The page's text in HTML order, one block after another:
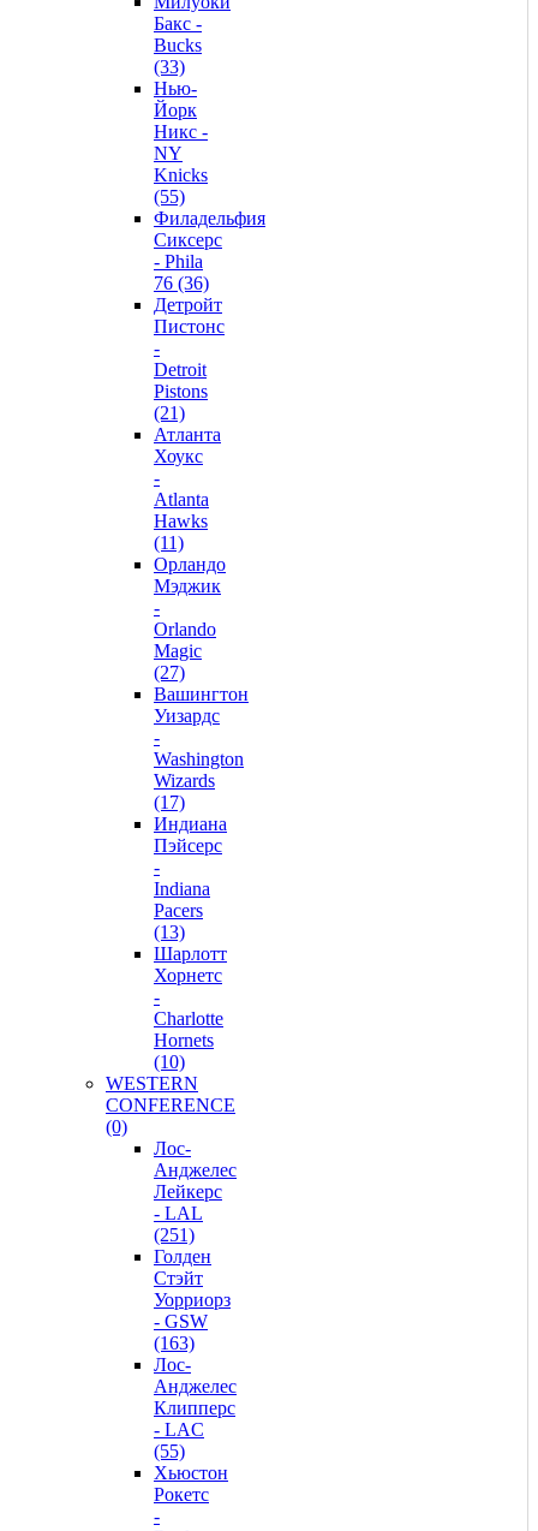
Бакс -
Bucks
(33)
Нью-
Йорк
Никс -
NY
Knicks
(55)
Филадельфия
Сиксерс
- Phila
76 (36)
Детройт
Пистонс
-
Detroit
Pistons
(21)
Атланта
Хоукс
-
Atlanta
Hawks
(11)
Орландо
Мэджик
-
Orlando
Magic
(27)
Вашингтон
Уизардс
-
Washington
Wizards
(17)
Индиана
Пэйсерс
-
Indiana
Pacers
(13)
Шарлотт
Хорнетс
-
Charlotte
Hornets
(10)
WESTERN
CONFERENCE
(0)
Лос-
Анджелес
Лейкерс
- LAL
(251)
Голден
Стэйт
Уорриорз
- GSW
(163)
Лос-
Анджелес
Клипперс
- LAC
(55)
Хьюстон
Рокетс
-